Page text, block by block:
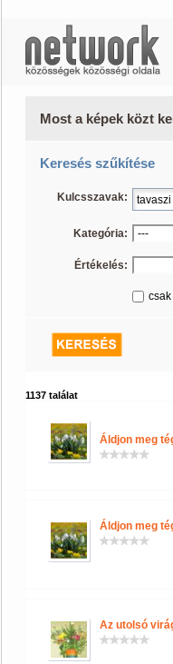
Most a képek közt
Keresés szűkítése
Kulcsszavak:
Kategória:
Értékelés:
1137 találat
Áldjon meg
Áldjon meg
Az utolsó